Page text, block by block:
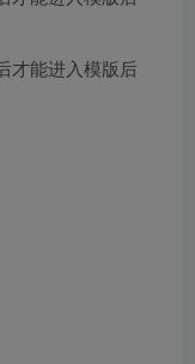
才能进入模版后